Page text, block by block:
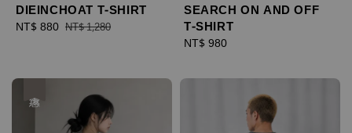
DIEINCHOAT T-SHIRT
Sale
NT$ 880 Regular
NT$ 1,280
SEARCH ON AND OFF
T-SHIRT
Regular
NT$ 980